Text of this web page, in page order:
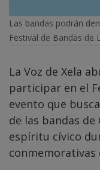
Las bandas podrán
Festival de Bandas de
La Voz de Xela
participar en el
evento que
de las bandas
espíritu cívico
conmemorativas